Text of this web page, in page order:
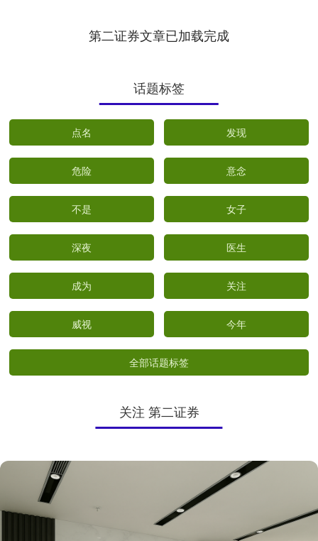
第二证券文章已加载完成
话题标签
点名 发现
危险 意念
不是 女子
深夜 医生
成为 关注
威视 今年
全部话题标签
关注 第二证券